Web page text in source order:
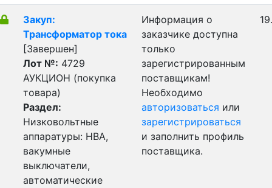
Закуп:
Трансформатор тока
[Завершен]
Лот №: 4729
АУКЦИОН (покупка
товара)
Раздел:
Низковольтные
аппаратуры: НВА,
вакумные
выключатели,
автоматические
Информация о
заказчике доступна
только
зарегистрированным
поставщикам!
Необходимо
авторизоваться или
зарегистрироваться
и заполнить профиль
поставщика.